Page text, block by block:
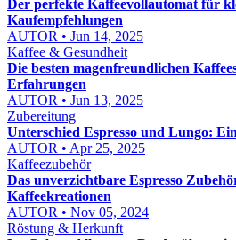
Der perfekte Kaffeevollautomat für
Kaufempfehlungen
AUTOR • Jun 14, 2025
Kaffee & Gesundheit
Die besten magenfreundlichen
Erfahrungen
AUTOR • Jun 13, 2025
Zubereitung
Unterschied Espresso und Lungo:
AUTOR • Apr 25, 2025
Kaffeezubehör
Das unverzichtbare Espresso
Kaffeekreationen
AUTOR • Nov 05, 2024
Röstung & Herkunft